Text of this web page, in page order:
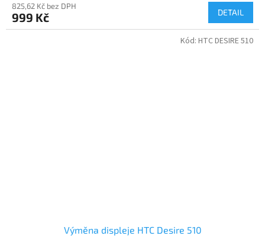
825,62 Kč bez DPH
999 Kč DETAIL
Výměna displeje HTC Desire 510
Kód: HTC DESIRE 510